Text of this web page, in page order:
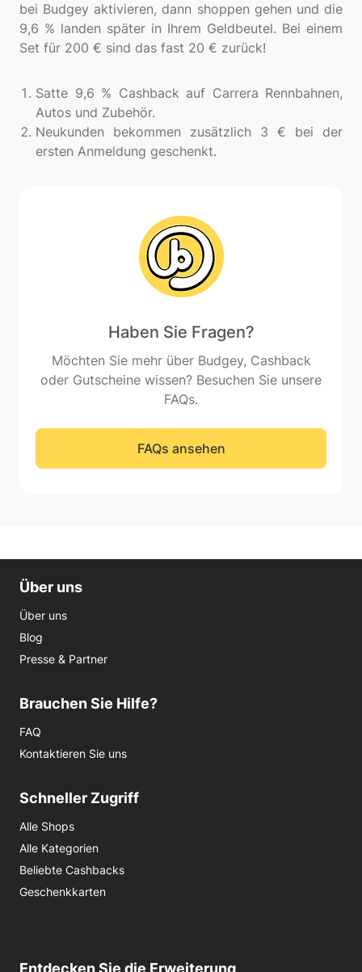
bei Budgey aktivieren, dann shoppen gehen und die
9,6 % landen später in Ihrem Geldbeutel. Bei einem
Set für 200 € sind das fast 20 € zurück!
Satte 9,6 % Cashback auf Carrera Rennbahnen,
Autos und Zubehör.
Neukunden bekommen zusätzlich 3 € bei der
ersten Anmeldung geschenkt.
Haben Sie Fragen?
Möchten Sie mehr über Budgey, Cashback
oder Gutscheine wissen? Besuchen Sie unsere
FAQs.
FAQs ansehen
Über uns
Über uns
Blog
Presse & Partner
Brauchen Sie Hilfe?
FAQ
Kontaktieren Sie uns
Schneller Zugriff
Alle Shops
Alle Kategorien
Beliebte Cashbacks
Geschenkkarten
Entdecken Sie die Erweiterung